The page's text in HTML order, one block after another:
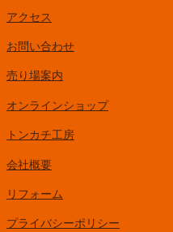
アクセス
お問い合わせ
売り場案内
オンラインショップ
トンカチ工房
会社概要
リフォーム
プライバシーポリシー